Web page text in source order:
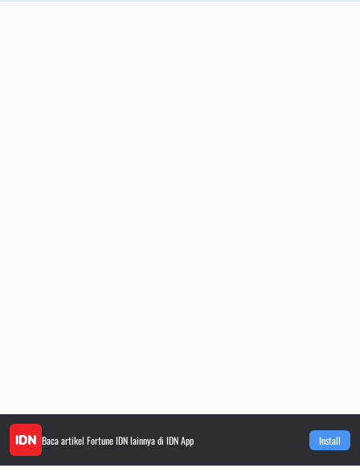
Baca artikel Fortune IDNlainnya di IDN App Install